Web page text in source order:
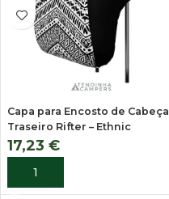
Capa para Encosto de Cabeça
Traseiro Rifter – Ethnic
17,23 €
ADICIONAR